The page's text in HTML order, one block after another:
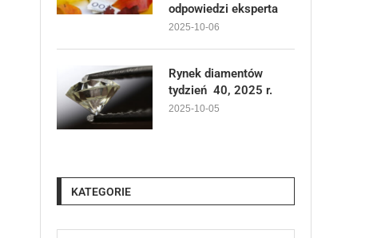
odpowiedzi eksperta
2025-10-06
Rynek diamentów
tydzień 40, 2025 r.
2025-10-05
KATEGORIE